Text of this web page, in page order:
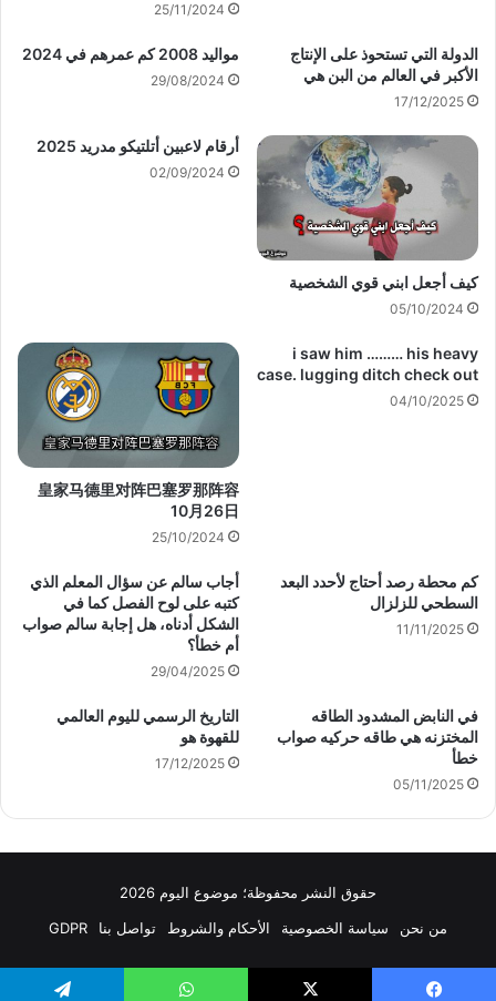
25/11/2024
الدولة التي تستحوذ على الإنتاج
الأكبر في العالم من البن هي
17/12/2025
مواليد 2008 كم عمرهم في 2024
29/08/2024
كيف أجعل ابني قوي الشخصية
05/10/2024
أرقام لاعبين أتلتيكو مدريد 2025
02/09/2024
i saw him ……… his heavy
case. lugging ditch check out
04/10/2025
皇家马德里对阵巴塞罗那阵容
10月26日
25/10/2024
كم محطة رصد أحتاج لأحدد البعد
السطحي للزلزال
11/11/2025
أجاب سالم عن سؤال المعلم الذي
كتبه على لوح الفصل كما في
الشكل أدناه، هل إجابة سالم صواب
أم خطأ؟
29/04/2025
في النابض المشدود الطاقه
المختزنه هي طاقه حركيه صواب
خطأ
05/11/2025
التاريخ الرسمي لليوم العالمي
للقهوة هو
17/12/2025
حقوق النشر محفوظة؛ موضوع اليوم 2026
من نحن
سياسة الخصوصية الأحكام والشروط تواصل بنا GDPR